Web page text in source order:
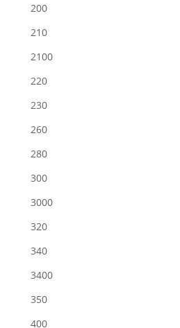
200
210
2100
220
230
260
280
300
3000
320
340
3400
350
400